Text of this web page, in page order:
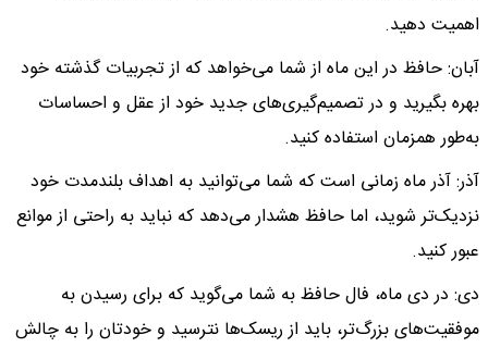
اهمیت دهید.
آبان: حافظ در این ماه از شما می‌خواهد که از تجربیات گذشته خود
بهره بگیرید و در تصمیم‌گیری‌های جدید خود از عقل و احساسات
به‌طور همزمان استفاده کنید.
آذر: آذر ماه زمانی است که شما می‌توانید به اهداف بلندمدت خود
نزدیک‌تر شوید، اما حافظ هشدار می‌دهد که نباید به راحتی از موانع
عبور کنید.
دی: در دی ماه، فال حافظ به شما می‌گوید که برای رسیدن به
موفقیت‌های بزرگ‌تر، باید از ریسک‌ها نترسید و خودتان را به چالش